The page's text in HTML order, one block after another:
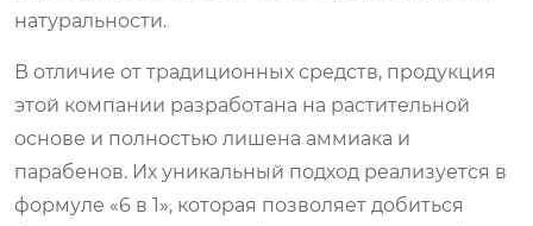
натуральности.
В отличие от традиционных средств, продукция
этой компании разработана на растительной
основе и полностью лишена аммиака и
парабенов. Их уникальный подход реализуется в
формуле «6 в 1», которая позволяет добиться